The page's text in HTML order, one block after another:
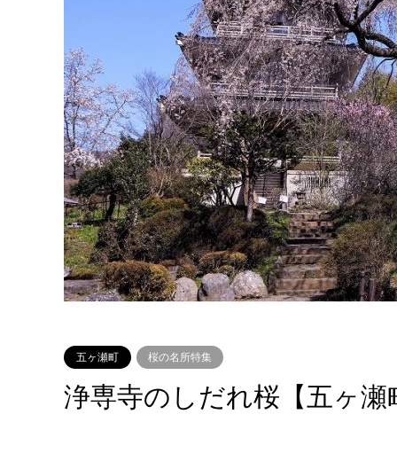
五ヶ瀬町 桜の名所特集
浄専寺のしだれ桜【五ヶ瀬